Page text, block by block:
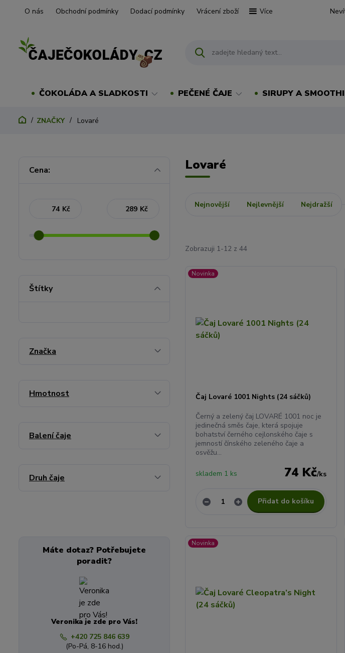
O nás Obchodní podmínky Dodací podmínky Vrácení zboží Více
ČOKOLÁDA A SLADKOSTI PEČENÉ ČAJE SIRUPY A
ZNAČKY Lovaré
Lovaré
Nejnovější Nejlevnější Nejdražší
Zobrazuji 1-12 z 44
Novinka
Čaj Lovaré 1001 Nights (24 sáčků)
Černý a zelený čaj LOVARÉ 1001 noc je
jedinečná směs čaje, která spojuje
bohatství černého cejlonského čaje s
jemností čínského zeleného čaje a
osvěžu...
74 Kč/ks
skladem 1 ks
Přidat do košíku
Novinka
Cena:
Kč Kč
Štítky
Značka
Hmotnost
Balení čaje
Druh čaje
Máte dotaz? Potřebujete
poradit?
Veronika je zde pro Vás!
+420 725 846 639
(Po-Pá, 8-16 hod.)